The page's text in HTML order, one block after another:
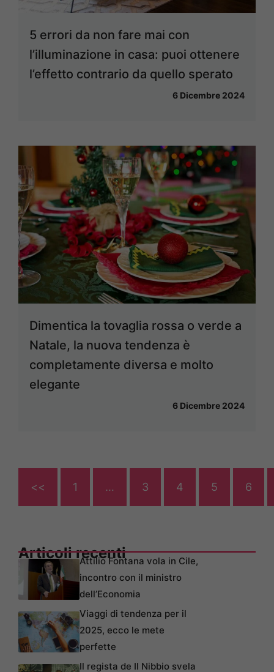
5 errori da non fare mai con
l’illuminazione in casa: puoi ottenere
l’effetto contrario da quello sperato
6 Dicembre 2024
Dimentica la tovaglia rossa o verde a
Natale, la nuova tendenza è
completamente diversa e molto
elegante
6 Dicembre 2024
<< 1 … 3 4 5 6
Articoli recentiAttilio Fontana vola in Cile,
incontro con il ministro
dell’Economia
Viaggi di tendenza per il
2025, ecco le mete
perfette
Il regista de Il Nibbio svela